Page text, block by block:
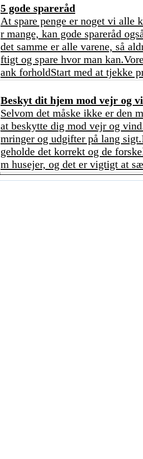
5 gode spareråd
At spare penge er noget vi alle
r mange, kan gode spareråd
det samme er alle varene, så
ftigt og spare hvor man
ank forholdStart med at tjekke
Beskyt dit hjem mod vejr og
Selvom det måske ikke er den
at beskytte dig mod vejr og
mringer og udgifter på lang
geholde det korrekt og de
m husejer, og det er vigtigt at